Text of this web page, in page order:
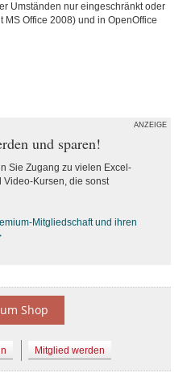
Umständen nur eingeschränkt oder
MS Office 2008) und in OpenOffice
ANZEIGE
und sparen!
Sie Zugang zu vielen Excel-
Video-Kursen, die sonst
Mitgliedschaft und ihren
Shop
Mitglied werden